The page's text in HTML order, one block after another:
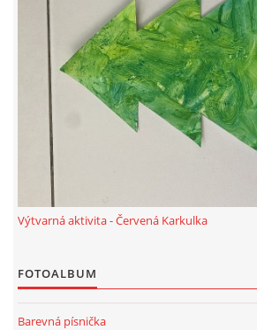
VZDĚLÁVACÍ PLÁN OD ZÁŘÍ DO ČERVNA
TÝDENNÍ PLÁNY
SMYSLOVÁ AKTIVITA
MONTESSORI AKTIVITA
KALENDÁŘ PRO DĚTI
Výtvarná aktivita - Červená Karkulka
FOTOALBUM
Barevná písnička